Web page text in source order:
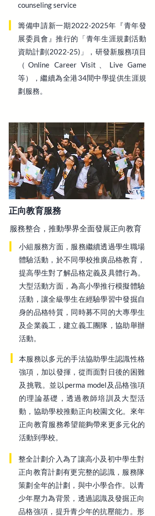
counseling service
籌備申請新一期2022-2025年『青年發
展委員會』推行的「青年生涯規劃活動
資助計劃(2022-25)」，研發新服務項目
（Online Career Visit、Live Game
等），繼續為全港34間中學提供生涯規
劃服務。
正向教育服務
本服務以多元的手法協助學生認識性格
強項，加以發揮，從而面對日後的困難
及挑戰。並以perma model及品格強項
的理論基礎，透過教師培訓及大型活
動，協助學校推動正向校園文化。來年
正向教育服務希望能夠帶來更多元化的
活動到學校。
整全計劃介入為了讓高小及初中學生對
正向教育計劃有更完整的認識，服務隊
策劃全年的計劃，與中小學合作。以青
少年壓力為背景，透過認識及發掘正向
品格強項，提升青少年的抗壓能力。形
服務整合，推動學界全面發展正向教育
小組服務方面，服務繼續透過學生職場
體驗活動，於不同學校推廣品格教育，
提高學生對了解品格定義及具體行為。
大型活動方面，為高小學推行模擬體驗
活動，讓全級學生在經驗學習中發掘自
身的品格特質，同時募不同的大專學生
及企業義工，建立義工團隊，協助舉辦
活動。